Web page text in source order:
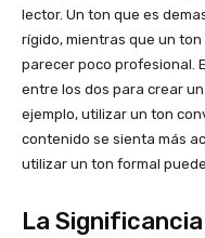
lector. Un ton que es
rígido, mientras que un
parecer poco profesional.
entre los dos para crear
ejemplo, utilizar un ton
contenido se sienta más
utilizar un ton formal
La